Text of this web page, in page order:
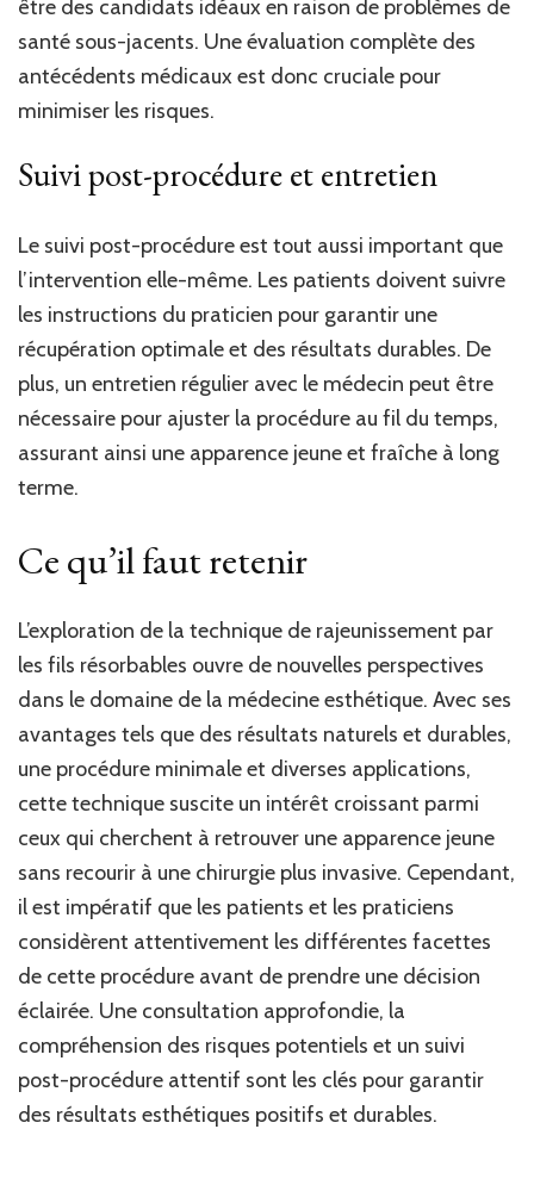
être des candidats idéaux en raison de problèmes de
santé sous-jacents. Une évaluation complète des
antécédents médicaux est donc cruciale pour
minimiser les risques.
Suivi post-procédure et entretien
Le suivi post-procédure est tout aussi important que
l’intervention elle-même. Les patients doivent suivre
les instructions du praticien pour garantir une
récupération optimale et des résultats durables. De
plus, un entretien régulier avec le médecin peut être
nécessaire pour ajuster la procédure au fil du temps,
assurant ainsi une apparence jeune et fraîche à long
terme.
Ce qu’il faut retenir
L’exploration de la technique de rajeunissement par
les fils résorbables ouvre de nouvelles perspectives
dans le domaine de la médecine esthétique. Avec ses
avantages tels que des résultats naturels et durables,
une procédure minimale et diverses applications,
cette technique suscite un intérêt croissant parmi
ceux qui cherchent à retrouver une apparence jeune
sans recourir à une chirurgie plus invasive. Cependant,
il est impératif que les patients et les praticiens
considèrent attentivement les différentes facettes
de cette procédure avant de prendre une décision
éclairée. Une consultation approfondie, la
compréhension des risques potentiels et un suivi
post-procédure attentif sont les clés pour garantir
des résultats esthétiques positifs et durables.